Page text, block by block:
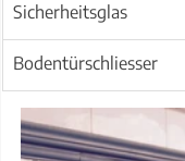
Sicherheitsglas
Bodentürschliesser